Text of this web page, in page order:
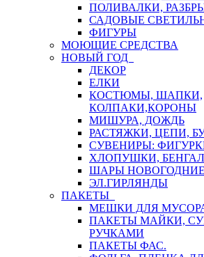
ПОЛИВАЛКИ,
САДОВЫЕ
ФИГУРЫ
МОЮЩИЕ СРЕДСТВА
НОВЫЙ ГОД
ДЕКОР
ЕЛКИ
КОСТЮМЫ, ШАПКИ,
КОЛПАКИ,КОРОНЫ
МИШУРА, ДОЖДЬ
РАСТЯЖКИ, ЦЕПИ,
СУВЕНИРЫ:
ХЛОПУШКИ,
ШАРЫ
ЭЛ.ГИРЛЯНДЫ
ПАКЕТЫ
МЕШКИ ДЛЯ
ПАКЕТЫ МАЙКИ,
РУЧКАМИ
ПАКЕТЫ ФАС.